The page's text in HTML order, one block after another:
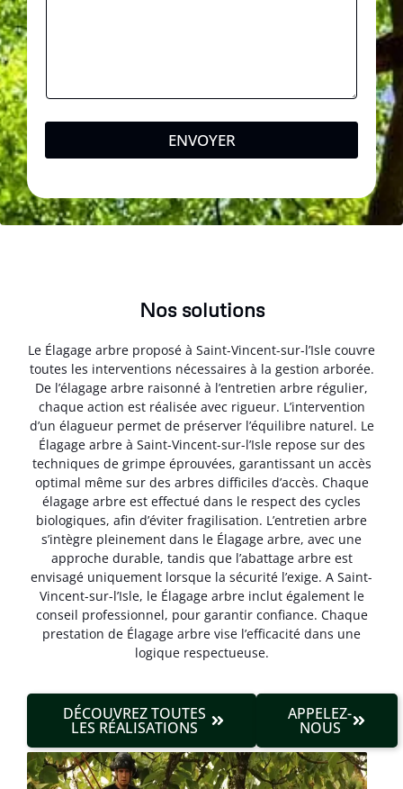
ENVOYER
Nos solutions
Le Élagage arbre proposé à Saint-Vincent-sur-l’Isle couvre
toutes les interventions nécessaires à la gestion arborée.
De l’élagage arbre raisonné à l’entretien arbre régulier,
chaque action est réalisée avec rigueur. L’intervention
d’un élagueur permet de préserver l’équilibre naturel. Le
Élagage arbre à Saint-Vincent-sur-l’Isle repose sur des
techniques de grimpe éprouvées, garantissant un accès
optimal même sur des arbres difficiles d’accès. Chaque
élagage arbre est effectué dans le respect des cycles
biologiques, afin d’éviter fragilisation. L’entretien arbre
s’intègre pleinement dans le Élagage arbre, avec une
approche durable, tandis que l’abattage arbre est
envisagé uniquement lorsque la sécurité l’exige. A Saint-
Vincent-sur-l’Isle, le Élagage arbre inclut également le
conseil professionnel, pour garantir confiance. Chaque
prestation de Élagage arbre vise l’efficacité dans une
logique respectueuse.
DÉCOUVREZ TOUTES
LES RÉALISATIONS
APPELEZ-
NOUS